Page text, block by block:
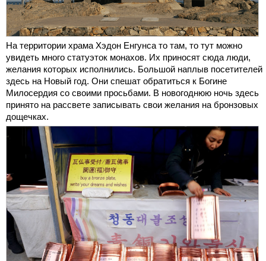
На территории храма Хэдон Енгунса то там, то тут можно
увидеть много статуэток монахов. Их приносят сюда люди,
желания которых исполнились. Большой наплыв посетителей
здесь на Новый год. Они спешат обратиться к Богине
Милосердия со своими просьбами. В новогоднюю ночь здесь
принято на рассвете записывать свои желания на бронзовых
дощечках.